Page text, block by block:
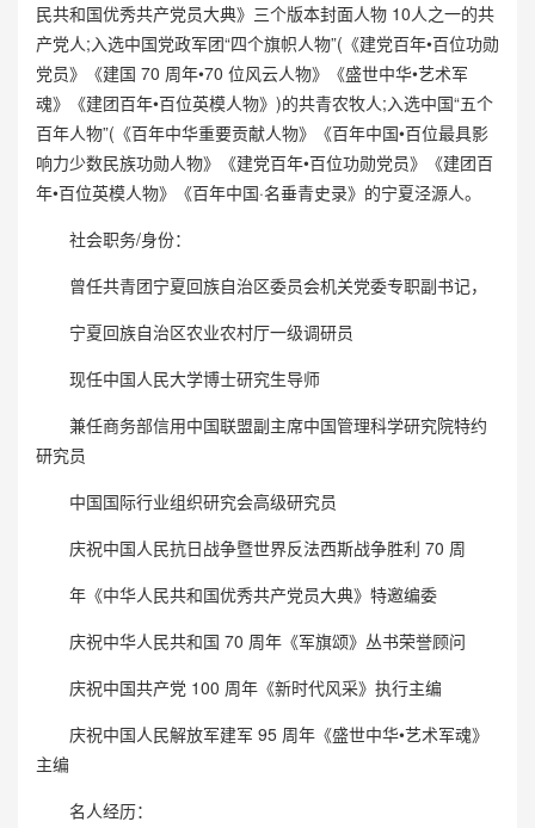
民共和国优秀共产党员大典》三个版本封面人物 10人之一的共
产党人;入选中国党政军团“四个旗帜人物”(《建党百年•百位功勋
党员》《建国 70 周年•70 位风云人物》《盛世中华•艺术军
魂》《建团百年•百位英模人物》)的共青农牧人;入选中国“五个
百年人物”(《百年中华重要贡献人物》《百年中国•百位最具影
响力少数民族功勋人物》《建党百年•百位功勋党员》《建团百
年•百位英模人物》《百年中国·名垂青史录》的宁夏泾源人。
社会职务/身份：
曾任共青团宁夏回族自治区委员会机关党委专职副书记，
宁夏回族自治区农业农村厅一级调研员
现任中国人民大学博士研究生导师
兼任商务部信用中国联盟副主席中国管理科学研究院特约
研究员
中国国际行业组织研究会高级研究员
庆祝中国人民抗日战争暨世界反法西斯战争胜利 70 周
年《中华人民共和国优秀共产党员大典》特邀编委
庆祝中华人民共和国 70 周年《军旗颂》丛书荣誉顾问
庆祝中国共产党 100 周年《新时代风采》执行主编
庆祝中国人民解放军建军 95 周年《盛世中华•艺术军魂》
主编
名人经历：